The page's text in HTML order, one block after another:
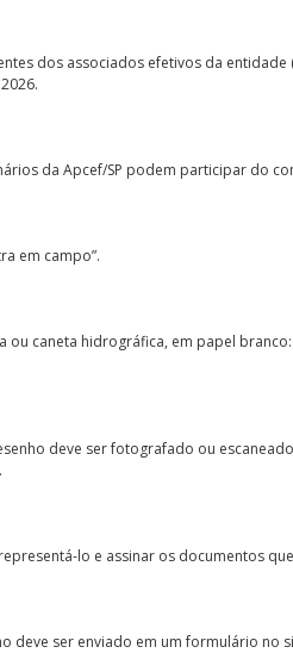
dos associados efetivos da
da Apcef/SP podem participar do
em campo”.
caneta hidrográfica, em papel branco:
deve ser fotografado ou
lo e assinar os documentos
deve ser enviado em um formulário no